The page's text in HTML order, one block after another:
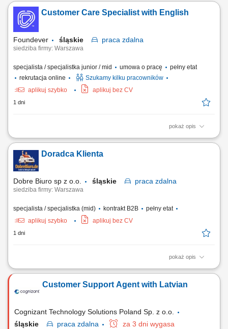
(osobowe, premium, użytkowe). Obsługa połączeń przychodzących –
brak konieczności pozyskiwania klientów. Badanie potrzeb klienta i
skuteczne dopasowanie oferty. Budowanie długotrwałych, pozytywnych
relacji z klientami....
Customer Care Specialist with English
Foundever śląskie praca zdalna
siedziba firmy: Warszawa
specjalista / specjalistka junior / mid umowa o pracę
pełny etat
rekrutacja online
Szukamy kilku pracowników
aplikuj szybko
aplikuj bez CV
1 dni
pokaż opis
Location: Gdańsk or Warsaw, Poland Contract type: Fixed-term contract
responsibilities Provide premium customer care. Support customers with
product-related questions, orders, account inquiries, and general
Doradca Klienta
Dobre Biuro sp z o.o. śląskie praca zdalna
siedziba firmy: Warszawa
specjalista / specjalistka (mid) kontrakt B2B
pełny etat
aplikuj szybko
aplikuj bez CV
1 dni
pokaż opis
Twój zakres obowiązków: Telefoniczna obsługa klientów polskich;
nami na rozmowy przez naszą stronę www; zawieranie umów z
klientami na realizację naszych usług; nadzorowanie płatności;
Customer Support Agent with Latvian
Cognizant Technology Solutions Poland Sp. z o.o.
śląskie
praca zdalna za 3 dni wygasa